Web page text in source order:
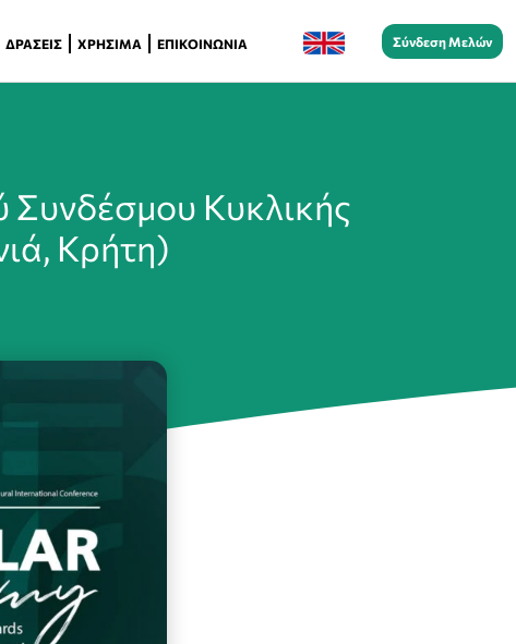
ΔΡΆΣΕΙΣ ΧΡΉΣΙΜΑ ΕΠΙΚΟΙΝΩΝΊΑ Σύνδεση Μελών
Συνδέσμου Κυκλικής
Κρήτη)